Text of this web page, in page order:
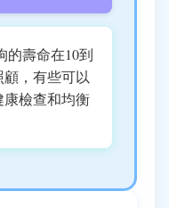
的壽命在10到
，有些可以
康檢查和均衡